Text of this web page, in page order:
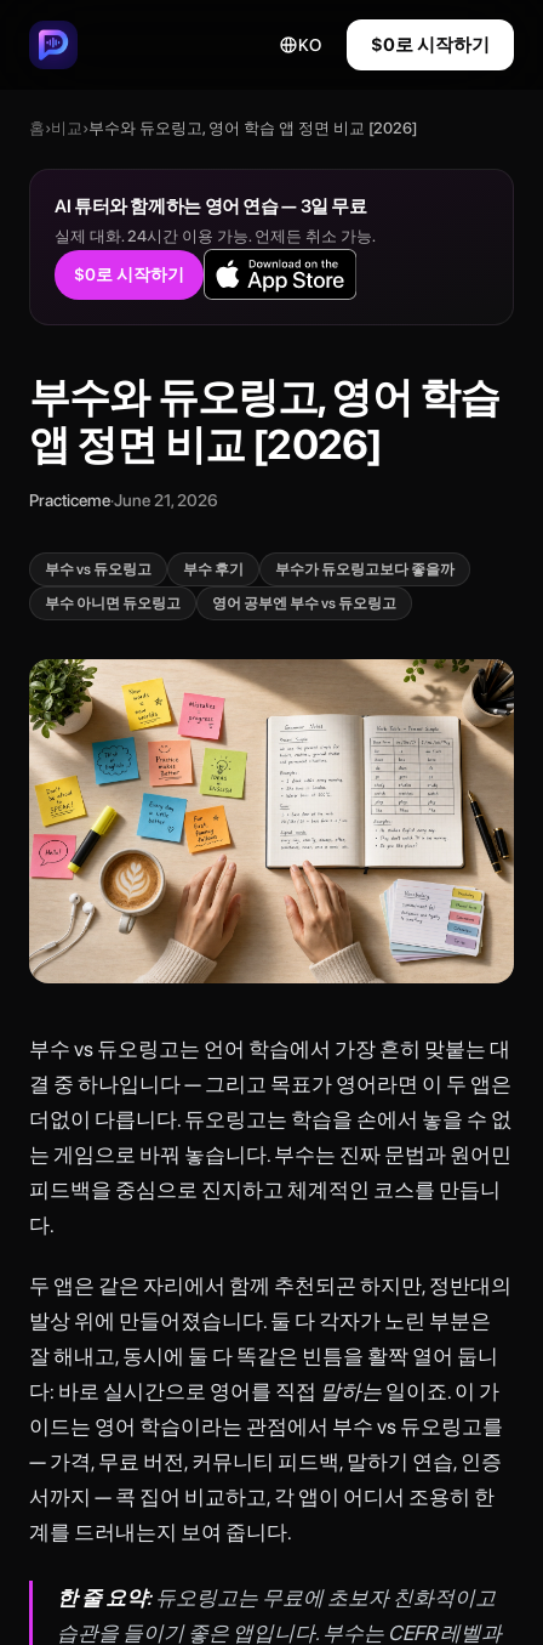
KO $0로 시작하기
홈›비교›부수와 듀오링고, 영어 학습 앱 정면 비교 [2026]
AI 튜터와 함께하는 영어 연습 — 3일 무료
실제 대화. 24시간 이용 가능. 언제든 취소 가능.
$0로 시작하기
부수와 듀오링고, 영어 학습
앱 정면 비교 [2026]
Practiceme·June 21, 2026
부수 vs 듀오링고 부수 후기
부수가 듀오링고보다 좋을까
부수 아니면 듀오링고
영어 공부엔 부수 vs 듀오링고
부수 vs 듀오링고는 언어 학습에서 가장 흔히 맞붙는 대
결 중 하나입니다 — 그리고 목표가 영어라면 이 두 앱은
더없이 다릅니다. 듀오링고는 학습을 손에서 놓을 수 없
는 게임으로 바꿔 놓습니다. 부수는 진짜 문법과 원어민
피드백을 중심으로 진지하고 체계적인 코스를 만듭니
다.
두 앱은 같은 자리에서 함께 추천되곤 하지만, 정반대의
발상 위에 만들어졌습니다. 둘 다 각자가 노린 부분은
잘 해내고, 동시에 둘 다 똑같은 빈틈을 활짝 열어 둡니
다: 바로 실시간으로 영어를 직접 말하는 일이죠. 이 가
이드는 영어 학습이라는 관점에서 부수 vs 듀오링고를
— 가격, 무료 버전, 커뮤니티 피드백, 말하기 연습, 인증
서까지 — 콕 집어 비교하고, 각 앱이 어디서 조용히 한
계를 드러내는지 보여 줍니다.
한 줄 요약:듀오링고는 무료에 초보자 친화적이고
습관을 들이기 좋은 앱입니다. 부수는 CEFR 레벨과